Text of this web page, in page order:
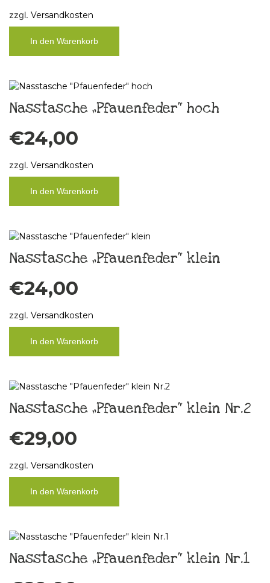
zzgl. Versandkosten
In den Warenkorb
Nasstasche „Pfauenfeder“ hoch
€24,00
zzgl. Versandkosten
In den Warenkorb
Nasstasche „Pfauenfeder“ klein
€24,00
zzgl. Versandkosten
In den Warenkorb
Nasstasche „Pfauenfeder“ klein Nr.2
€29,00
zzgl. Versandkosten
In den Warenkorb
Nasstasche „Pfauenfeder“ klein Nr.1